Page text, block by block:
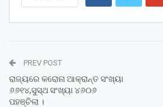
PREV POST
ରାଜ୍ୟରେ କରୋନା ଆକ୍ରାନ୍ତ ସଂଖ୍ୟା
୬୬୧୪,ସୁସ୍ଥ ସଂଖ୍ୟା ୪୬୦୬
ପହଞ୍ଚିଲା ।